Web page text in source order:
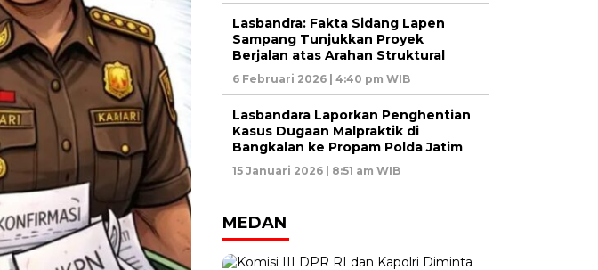
Lasbandra: Fakta Sidang Lapen
Sampang Tunjukkan Proyek
Berjalan atas Arahan Struktural
6 Februari 2026 | 4:40 pm WIB
Lasbandara Laporkan Penghentian
Kasus Dugaan Malpraktik di
Bangkalan ke Propam Polda Jatim
15 Januari 2026 | 8:51 am WIB
MEDAN